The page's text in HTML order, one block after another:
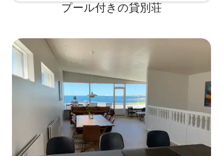
プール付きの貸別荘